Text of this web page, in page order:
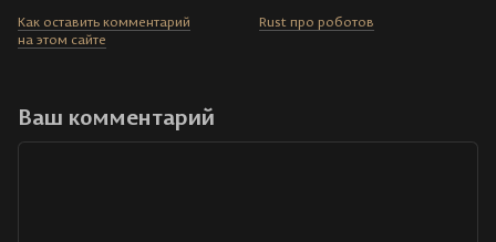
Как оставить комментарий
на этом сайте
Rust про роботов
Ваш комментарий